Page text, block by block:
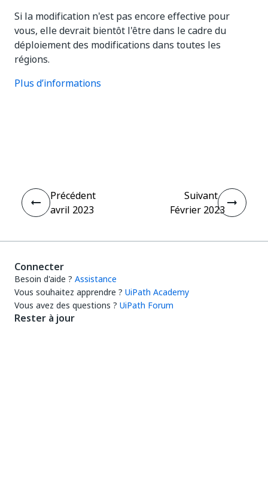
Si la modification n'est pas encore effective pour
vous, elle devrait bientôt l'être dans le cadre du
déploiement des modifications dans toutes les
régions.
Plus d’informations
Précédent
avril 2023
Suivant
Février 2023
Connecter
Besoin d'aide ? Assistance
Vous souhaitez apprendre ? UiPath Academy
Vous avez des questions ? UiPath Forum
Rester à jour